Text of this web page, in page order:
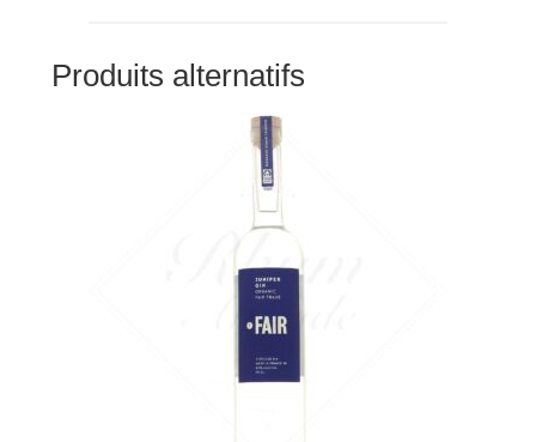
Produits alternatifs